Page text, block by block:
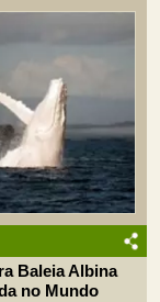
Baleia Albina
no Mundo